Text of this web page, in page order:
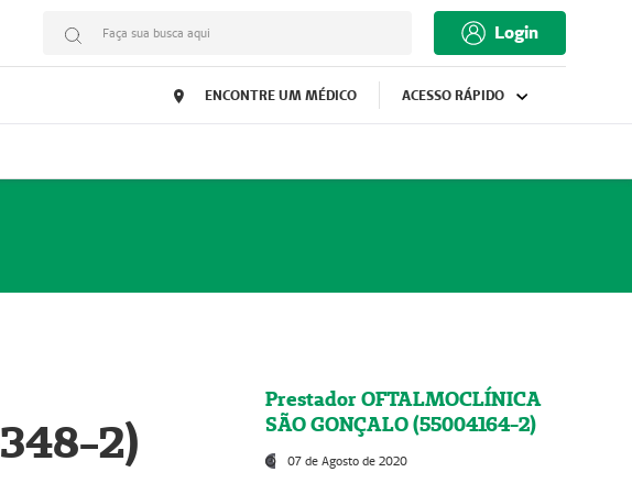
Faça sua busca aqui Login
ENCONTRE UM MÉDICO ACESSO RÁPIDO
2)
Prestador OFTALMOCLÍNICA
SÃO GONÇALO (55004164-2)
07 de Agosto de 2020